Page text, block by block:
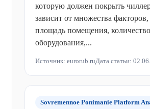
которую должен покрыть
зависит от множества
площадь помещения,
оборудования,...
Источник: eurorub.ruДата статьи:
Sovremennoe Ponimanie Platform